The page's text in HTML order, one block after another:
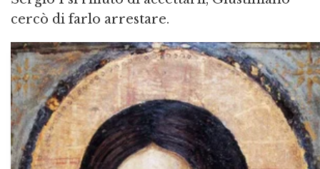
cercò di farlo arrestare.